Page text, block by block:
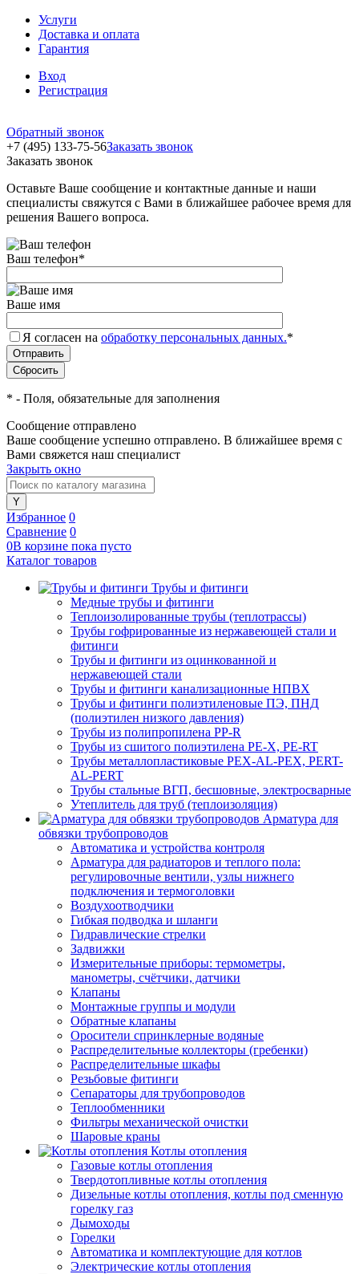
Услуги
Доставка и оплата
Гарантия
Вход
Регистрация
Обратный звонок
+7 (495) 133-75-56Заказать звонок
Заказать звонок
Оставьте Ваше сообщение и контактные данные и наши
специалисты свяжутся с Вами в ближайшее рабочее время для
решения Вашего вопроса.
Ваш телефон*
Ваше имя
Я согласен на обработку персональных данных.*
* - Поля, обязательные для заполнения
Сообщение отправлено
Ваше сообщение успешно отправлено. В ближайшее время с
Вами свяжется наш специалист
Закрыть окно
Избранное 0
Сравнение 0
0В корзине пока пусто
Каталог товаров
Трубы и фитинги
Медные трубы и фитинги
Теплоизолированные трубы (теплотрассы)
Трубы гофрированные из нержавеющей стали и
фитинги
Трубы и фитинги из оцинкованной и
нержавеющей стали
Трубы и фитинги канализационные НПВХ
Трубы и фитинги полиэтиленовые ПЭ, ПНД
(полиэтилен низкого давления)
Трубы из полипропилена PP-R
Трубы из сшитого полиэтилена PE-X, PE-RT
Трубы металлопластиковые PEX-AL-PEX, PERT-
AL-PERT
Трубы стальные ВГП, бесшовные, электросварные
Утеплитель для труб (теплоизоляция)
Арматура для
обвязки трубопроводов
Автоматика и устройства контроля
Арматура для радиаторов и теплого пола:
регулировочные вентили, узлы нижнего
подключения и термоголовки
Воздухоотводчики
Гибкая подводка и шланги
Гидравлические стрелки
Задвижки
Измерительные приборы: термометры,
манометры, счётчики, датчики
Клапаны
Монтажные группы и модули
Обратные клапаны
Оросители спринклерные водяные
Распределительные коллекторы (гребенки)
Распределительные шкафы
Резьбовые фитинги
Сепараторы для трубопроводов
Теплообменники
Фильтры механической очистки
Шаровые краны
Котлы отопления
Газовые котлы отопления
Твердотопливные котлы отопления
Дизельные котлы отопления, котлы под сменную
горелку газ
Дымоходы
Горелки
Автоматика и комплектующие для котлов
Электрические котлы отопления